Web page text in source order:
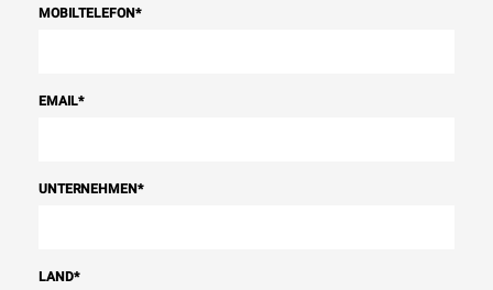
MOBILTELEFON*
EMAIL*
UNTERNEHMEN*
LAND*